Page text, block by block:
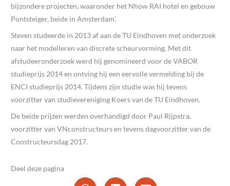
bijzondere projecten, waaronder het Nhow RAI hotel en gebouw
Pontsteiger, beide in Amsterdam’.
Steven studeerde in 2013 af aan de TU Eindhoven met onderzoek
naar het modelleren van discrete scheurvorming. Met dit
afstudeeronderzoek werd hij genomineerd voor de VABOR
studieprijs 2014 en ontving hij een eervolle vermelding bij de
ENCI studieprijs 2014. Tijdens zijn studie was hij tevens
voorzitter van studievereniging Koers van de TU Eindhoven.
De beide prijzen werden overhandigd door Paul Rijpstra,
voorzitter van VNconstructeurs en tevens dagvoorzitter van de
Constructeursdag 2017.
Deel deze pagina